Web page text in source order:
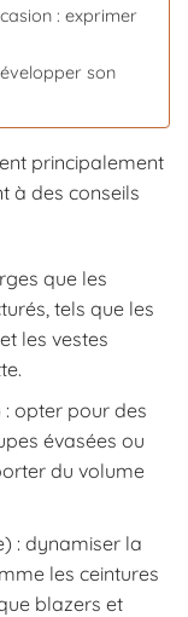
: exprimer
son
principalement
à des conseils
que les
tels que les
les vestes
opter pour des
évasées ou
du volume
: dynamiser la
les ceintures
blazers et